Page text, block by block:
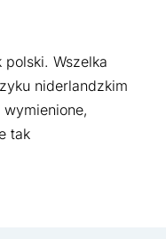
Wszelka
niderlandzkim
tak